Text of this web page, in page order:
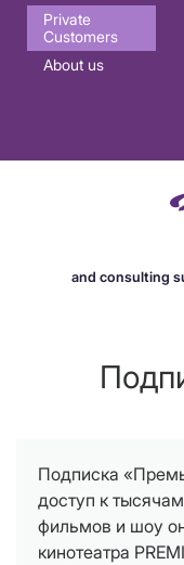
Основная
навигация
Private
Customers
About us
and consulting
Подписка
доступ к
фильмов и шоу
кинотеатра